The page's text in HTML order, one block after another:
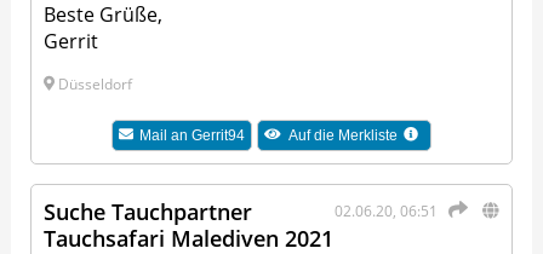
Beste Grüße,
Gerrit
Düsseldorf
Mail anGerrit94 Auf die Merkliste
02.06.20, 06:51
Suche Tauchpartner
Tauchsafari Malediven 2021